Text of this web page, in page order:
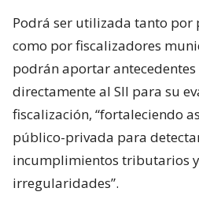
Podrá ser utilizada tanto por
como por fiscalizadores
podrán aportar
directamente al SII para su
fiscalización, “fortaleciendo
público-privada para
incumplimientos tributarios
irregularidades”.